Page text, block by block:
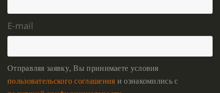
E-mail
Отправляя заявку, Вы принимаете условия
пользовательского соглашения и ознакомились с